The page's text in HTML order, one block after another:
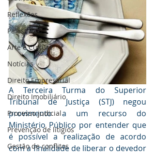
Reflexões
Palestras
Arte e Cultura
Notícias
Direito Empresarial
Direito Imobiliário
Processo judicial
Prevenção de litígios
Gestāo de conflitos
A Terceira Turma do Superior
Tribunal de Justiça (STJ) negou
provimento a um recurso do
Ministério Público por entender que
é possível a realização de acordo
com a finalidade de liberar o devedor